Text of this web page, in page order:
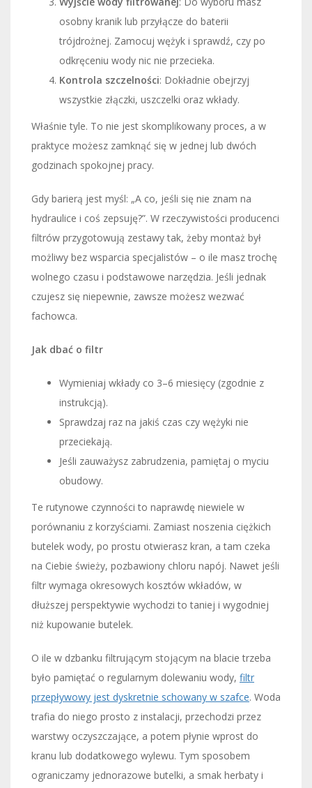
osobny kranik lub przyłącze do baterii
trójdrożnej. Zamocuj wężyk i sprawdź, czy po
odkręceniu wody nic nie przecieka.
Kontrola szczelności: Dokładnie obejrzyj
wszystkie złączki, uszczelki oraz wkłady.
Właśnie tyle. To nie jest skomplikowany proces, a w
praktyce możesz zamknąć się w jednej lub dwóch
godzinach spokojnej pracy.
Gdy barierą jest myśl: „A co, jeśli się nie znam na
hydraulice i coś zepsuję?”. W rzeczywistości producenci
filtrów przygotowują zestawy tak, żeby montaż był
możliwy bez wsparcia specjalistów – o ile masz trochę
wolnego czasu i podstawowe narzędzia. Jeśli jednak
czujesz się niepewnie, zawsze możesz wezwać
fachowca.
Jak dbać o filtr
Wymieniaj wkłady co 3–6 miesięcy (zgodnie z
instrukcją).
Sprawdzaj raz na jakiś czas czy wężyki nie
przeciekają.
Jeśli zauważysz zabrudzenia, pamiętaj o myciu
obudowy.
Te rutynowe czynności to naprawdę niewiele w
porównaniu z korzyściami. Zamiast noszenia ciężkich
butelek wody, po prostu otwierasz kran, a tam czeka
na Ciebie świeży, pozbawiony chloru napój. Nawet jeśli
filtr wymaga okresowych kosztów wkładów, w
dłuższej perspektywie wychodzi to taniej i wygodniej
niż kupowanie butelek.
O ile w dzbanku filtrującym stojącym na blacie trzeba
było pamiętać o regularnym dolewaniu wody, filtr
przepływowy jest dyskretnie schowany w szafce. Woda
trafia do niego prosto z instalacji, przechodzi przez
warstwy oczyszczające, a potem płynie wprost do
kranu lub dodatkowego wylewu. Tym sposobem
ograniczamy jednorazowe butelki, a smak herbaty i